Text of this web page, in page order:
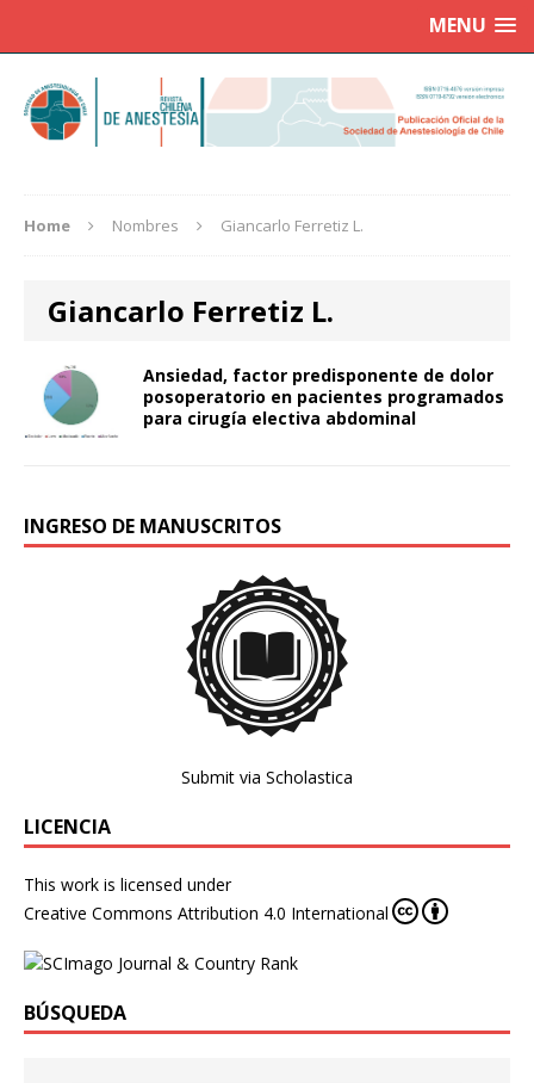
MENU
Home Nombres Giancarlo Ferretiz L.
Giancarlo Ferretiz L.
Ansiedad, factor predisponente de dolor
posoperatorio en pacientes programados
para cirugía electiva abdominal
INGRESO DE MANUSCRITOS
Submit via Scholastica
LICENCIA
This work is licensed under
Creative Commons Attribution 4.0 International
BÚSQUEDA